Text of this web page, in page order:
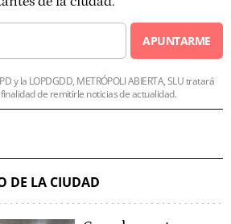
APUNTARME
y la LOPDGDD, METRÓPOLI ABIERTA, SLU tratará
de remitirle noticias de actualidad.
DE LA CIUDAD